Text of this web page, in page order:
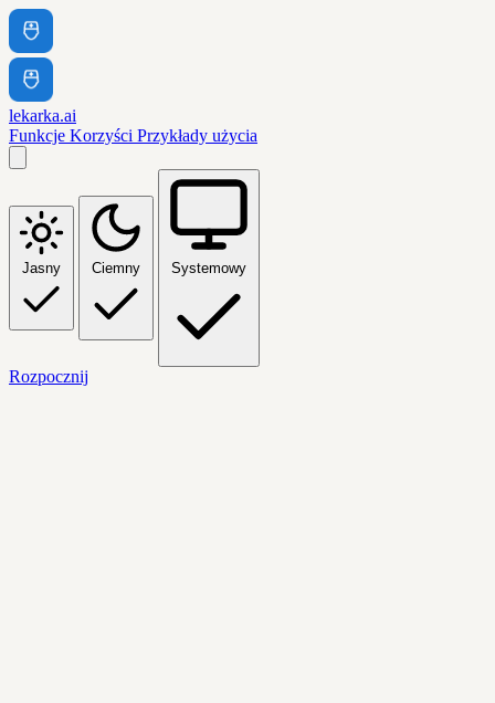
lekarka.ai
Funkcje Korzyści Przykłady użycia
Jasny Ciemny Systemowy
Rozpocznij